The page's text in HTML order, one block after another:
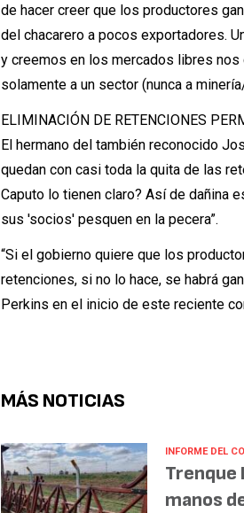
de hacer creer que los productores
del chacarero a pocos exportadores.
y creemos en los mercados libres
solamente a un sector (nunca a
ELIMINACIÓN DE RETENCIONES
El hermano del también reconocido
quedan con casi toda la quita de las
Caputo lo tienen claro? Así de dañina
sus 'socios' pesquen en la pecera”.
“Si el gobierno quiere que los
retenciones, si no lo hace, se habrá
Perkins en el inicio de este reciente
MÁS NOTICIAS
INFORME DEL
Trenque
manos